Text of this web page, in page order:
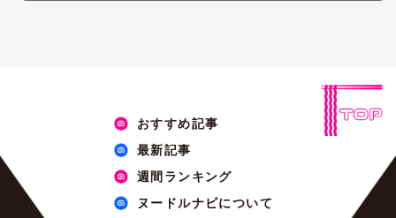
おすすめ記事
最新記事
週間ランキング
ヌードルナビについて